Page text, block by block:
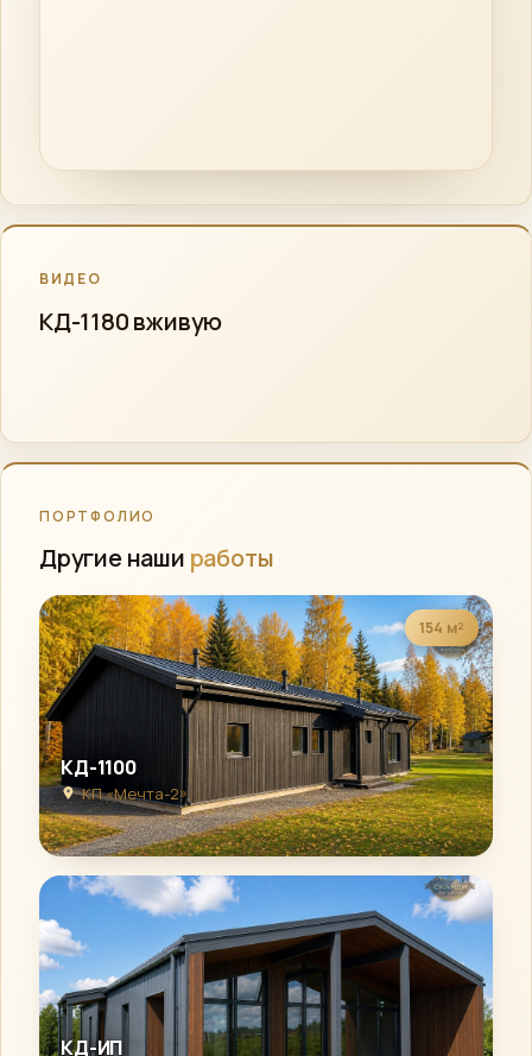
ВИДЕО
КД-1180 вживую
ПОРТФОЛИО
Другие наши работы
154 м²
КД-1100
КП «Мечта-2»
КД-ИП